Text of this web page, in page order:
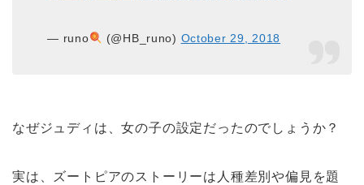
— runo (@HB_runo) October 29, 2018
なぜジュディは、女の子の設定だったのでしょうか？
実は、ズートピアのストーリーは人種差別や偏見を題